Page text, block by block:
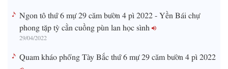
Ngon tô thứ 6 mự 29 căm bườn 4 pì 2022 - Yền Bái chự
phong tặp tỳ cằn cuồng pùn lan học sình
29/04/2022
Quam kháo phổng Tày Bắc thứ 6 mự 29 căm bườn 4 pì 2022